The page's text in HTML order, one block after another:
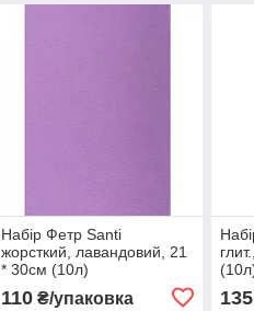
Набір Фетр Santi
жорсткий, лавандовий, 21
* 30см (10л)
110₴/упаковка 135